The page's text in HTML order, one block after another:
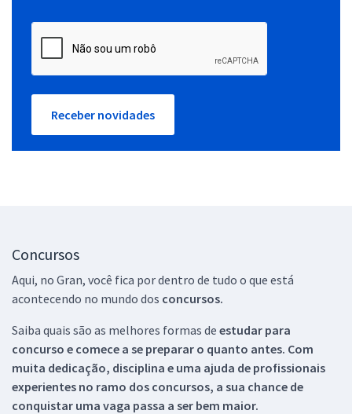
Receber novidades
Concursos
Aqui, no Gran, você fica por dentro de tudo o que está
acontecendo no mundo dos concursos.
Saiba quais são as melhores formas de estudar para
concurso e comece a se preparar o quanto antes. Com
muita dedicação, disciplina e uma ajuda de profissionais
experientes no ramo dos concursos, a sua chance de
conquistar uma vaga passa a ser bem maior.